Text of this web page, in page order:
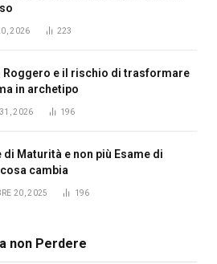
2026 223
Roggero e il rischio di trasformare
in archetipo
2026 196
di Maturità e non più Esame di
cambia
20, 2025 196
non Perdere